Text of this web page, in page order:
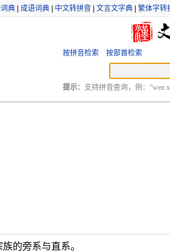
典 成语词典 中文转拼音 文言文字典 繁体字转
按拼音检索 按部首检索
提示： 支持拼音查询，例：“wen
的旁系与直系。